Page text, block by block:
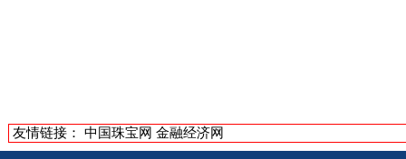
友情链接： 中国珠宝网 金融经济网